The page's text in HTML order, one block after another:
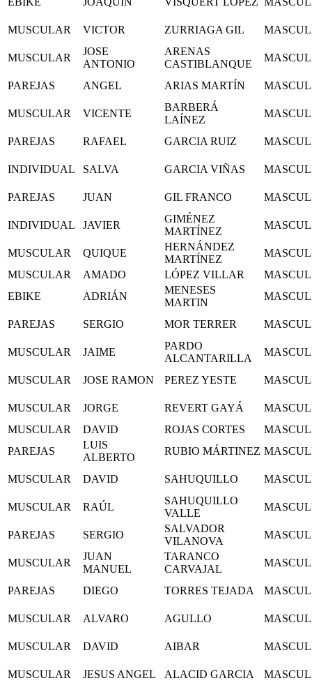
MUSCULAR VICTOR ZURRIAGA GIL
MUSCULAR
JOSE
ANTONIO
ARENAS
CASTIBLANQUE
PAREJAS ANGEL ARIAS MARTÍN
MUSCULAR VICENTE
BARBERÁ
LAÍNEZ
PAREJAS RAFAEL GARCIA RUIZ
INDIVIDUAL SALVA GARCIA VIÑAS
PAREJAS JUAN GIL FRANCO
INDIVIDUAL JAVIER
GIMÉNEZ
MARTÍNEZ
MUSCULAR QUIQUE
HERNÁNDEZ
MARTÍNEZ
MUSCULAR
AMADO LÓPEZ VILLAR
EBIKE
ADRIÁN
MENESES
MARTIN
PAREJAS SERGIO MOR TERRER
MUSCULAR JAIME
PARDO
ALCANTARILLA
MUSCULAR JOSE RAMON PEREZ YESTE
MUSCULAR JORGE REVERT GAYÁ
MUSCULAR
DAVID ROJAS CORTES
PAREJAS
LUIS
ALBERTO
RUBIO MÁRTINEZ
MUSCULAR DAVID SAHUQUILLO
MUSCULAR RAÚL
SAHUQUILLO
VALLE
PAREJAS SERGIO
SALVADOR
VILANOVA
MUSCULAR
JUAN
MANUEL
TARANCO
CARVAJAL
PAREJAS DIEGO TORRES TEJADA
MUSCULAR ALVARO AGULLO
MUSCULAR DAVID AIBAR
MUSCULAR JESUS ANGEL ALACID GARCIA